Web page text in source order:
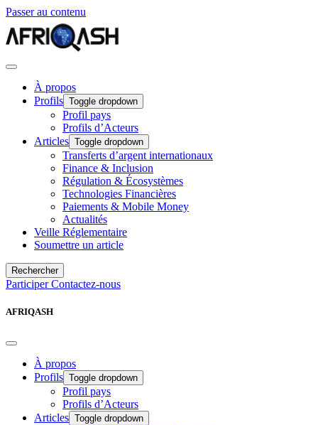
Passer au contenu
À propos
Profils Toggle dropdown
Profil pays
Profils d’Acteurs
Articles Toggle dropdown
Transferts d’argent internationaux
Finance & Inclusion
Régulation & Écosystèmes
Technologies Financières
Paiements & Mobile Money
Actualités
Veille Réglementaire
Soumettre un article
Rechercher
ParticiperContactez-nous
AFRIQASH
À propos
Profils Toggle dropdown
Profil pays
Profils d’Acteurs
Articles Toggle dropdown